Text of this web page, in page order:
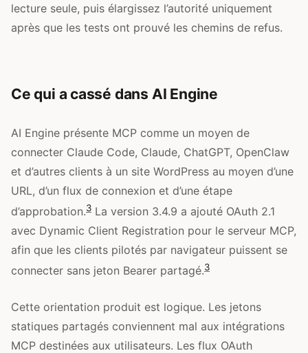
lecture seule, puis élargissez l’autorité uniquement
après que les tests ont prouvé les chemins de refus.
Ce qui a cassé dans AI Engine
AI Engine présente MCP comme un moyen de
connecter Claude Code, Claude, ChatGPT, OpenClaw
et d’autres clients à un site WordPress au moyen d’une
URL, d’un flux de connexion et d’une étape
d’approbation.3 La version 3.4.9 a ajouté OAuth 2.1
avec Dynamic Client Registration pour le serveur MCP,
afin que les clients pilotés par navigateur puissent se
connecter sans jeton Bearer partagé.3
Cette orientation produit est logique. Les jetons
statiques partagés conviennent mal aux intégrations
MCP destinées aux utilisateurs. Les flux OAuth